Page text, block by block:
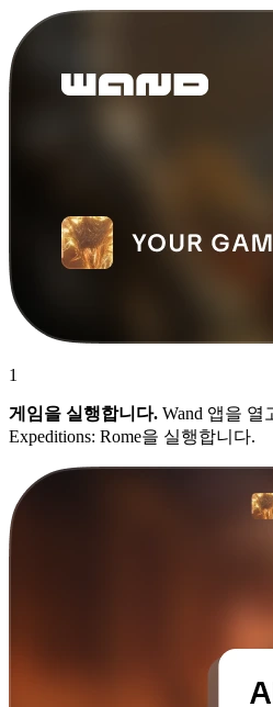
1
게임을 실행합니다. Wand 앱을 열
Expeditions: Rome을 실행합니다.